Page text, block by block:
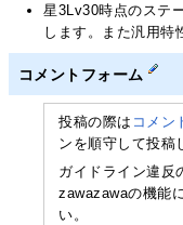
星3Lv30時点のステ
します。また汎用特
コメントフォーム
投稿の際は コメン
ンを順守して投稿
ガイドライン違反
zawazawaの機能
い。